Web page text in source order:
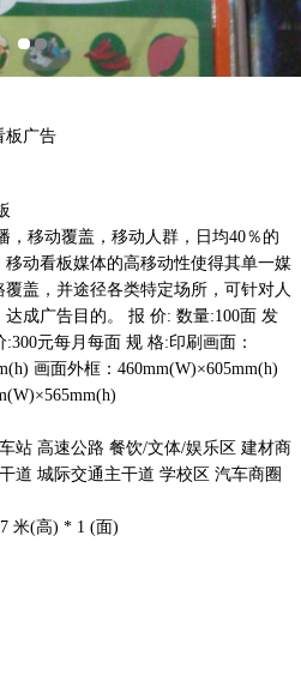
板广告
，移动覆盖，移动人群，日均40％的
动看板媒体的高移动性使得其单一媒
盖，并途径各类特定场所，可针对人
成广告目的。 报 价: 数量:100面 发
元每月每面 规 格:印刷画面：
画面外框：460mm(W)×605mm(h)
站 高速公路 餐饮/文体/娱乐区 建材商
道 城际交通主干道 学校区 汽车商圈
米(高) * 1 (面)